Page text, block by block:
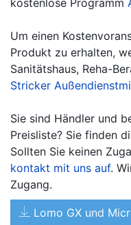
kostenlose Programm
Um einen
Produkt zu erhalten,
Sanitätshaus, Reha-
Stricker
Sie sind Händler und
Preisliste? Sie finden
Sollten Sie keinen
kontakt mit uns auf.
Zugang.
Lomo GX und